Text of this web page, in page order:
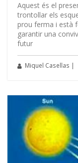
Aquest és el
trontollar els
prou ferma i està
garantir una
futur
Miquel Casellas |